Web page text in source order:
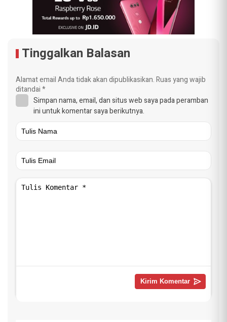
Tinggalkan Balasan
Alamat email Anda tidak akan dipublikasikan.Ruas yang wajib
ditandai*
Simpan nama, email, dan situs web saya pada peramban
ini untuk komentar saya berikutnya.